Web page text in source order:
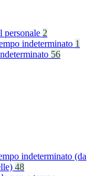
personale 2
indeterminato 1
56
indeterminato (da
48